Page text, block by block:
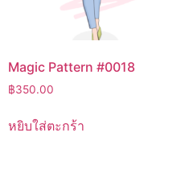
Magic Pattern #0018
฿350.00
หยิบใส่ตะกร้า